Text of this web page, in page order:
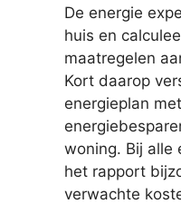
De energie
huis en
maatregelen
Kort daarop
energieplan
woning. Bij alle
het rapport
verwachte